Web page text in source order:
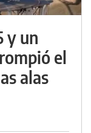
y un
el
alas